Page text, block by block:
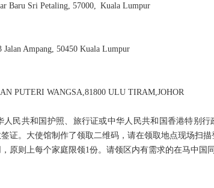
Baru Sri Petaling, 57000, Kuala Lumpur
Ampang, 50450 Kuala Lumpur
PUTERI WANGSA,81800 ULU TIRAM,JOHOR
人民共和国护照、旅行证或中华人民共和国香港特别
证。大使馆制作了领取二维码，请在领取地点现场扫描
原则上每个家庭限领1份。请领区内有需求的在马中国